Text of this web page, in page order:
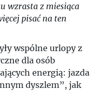
wzrasta z miesiąca
pisać na ten
wspólne urlopy z
dla osób
energią: jazda
dyszlem”, jak